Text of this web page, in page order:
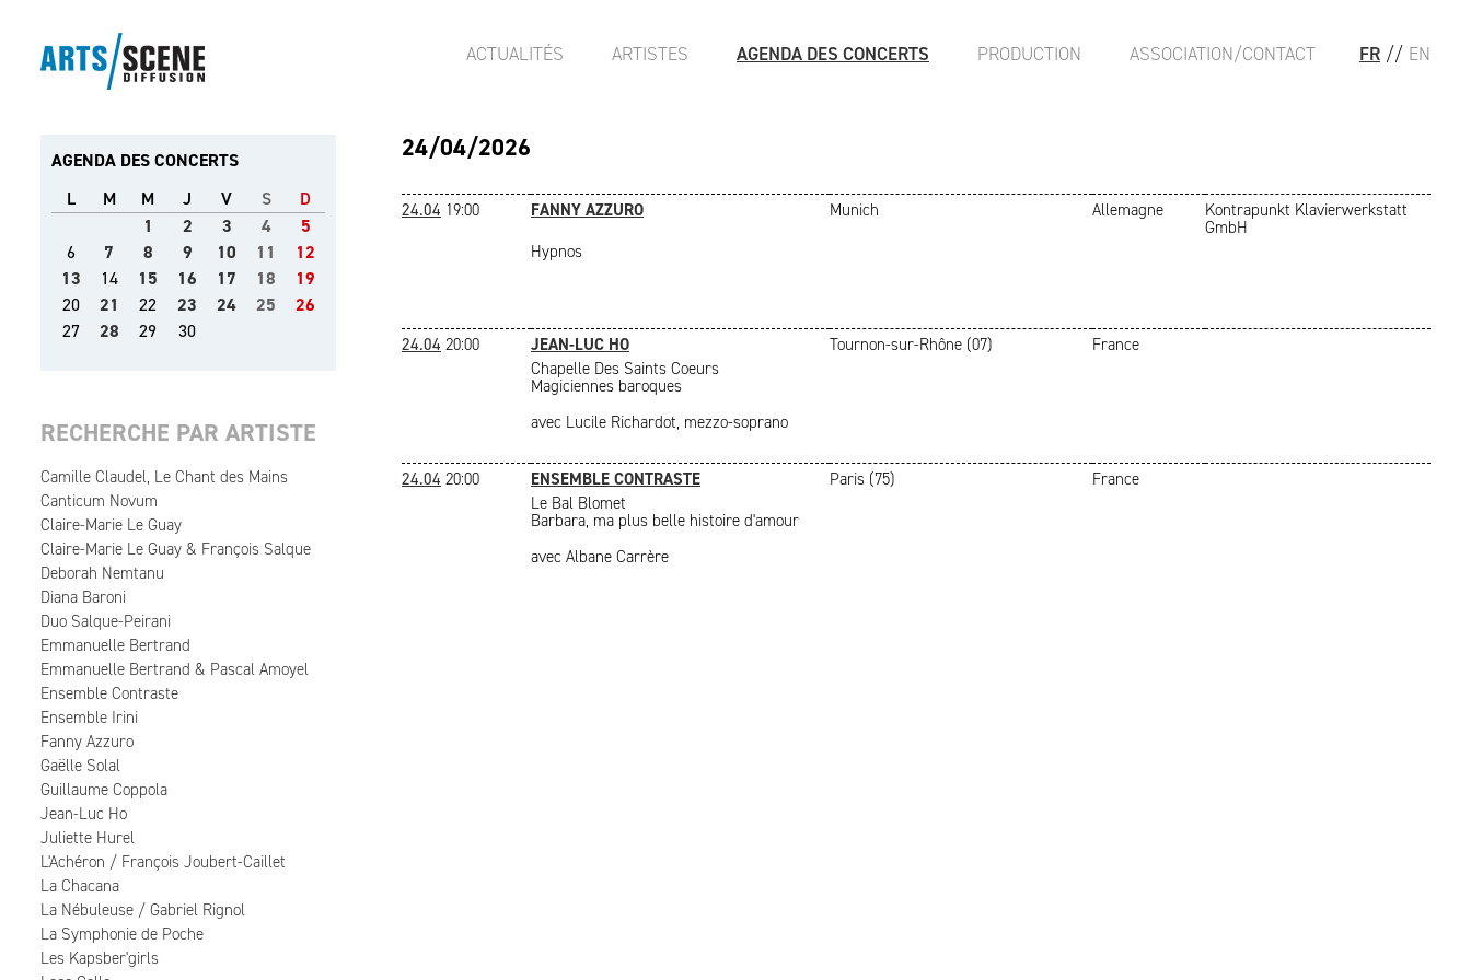
FR // EN
ACTUALITÉS ARTISTES AGENDA DES CONCERTS PRODUCTION ASSOCIATION/CONTACT
AGENDA DES CONCERTS
L
M M J V S
D
1
2 3 4
5
6
7 8 9 10 11
12
13
14 15 16 17 18
19
20
21 22 23 24 25
26
27
28 29 30
RECHERCHE PAR ARTISTE
Camille Claudel, Le Chant des Mains
Canticum Novum
Claire-Marie Le Guay
Claire-Marie Le Guay & François Salque
Deborah Nemtanu
Diana Baroni
Duo Salque-Peirani
Emmanuelle Bertrand
Emmanuelle Bertrand & Pascal Amoyel
Ensemble Contraste
Ensemble Irini
Fanny Azzuro
Gaëlle Solal
Guillaume Coppola
Jean-Luc Ho
Juliette Hurel
L'Achéron / François Joubert-Caillet
La Chacana
La Nébuleuse / Gabriel Rignol
La Symphonie de Poche
Les Kapsber'girls
24/04/2026
24.04 19:00 FANNY AZZURO Munich Allemagne
Kontrapunkt Klavierwerkstatt
GmbH
Hypnos
24.04 20:00 JEAN-LUC HO Tournon-sur-Rhône (07)
France
Chapelle Des Saints Coeurs
Magiciennes baroques
avec Lucile Richardot, mezzo-soprano
24.04 20:00 ENSEMBLE CONTRASTE Paris (75)
France
Le Bal Blomet
Barbara, ma plus belle histoire d'amour
avec Albane Carrère